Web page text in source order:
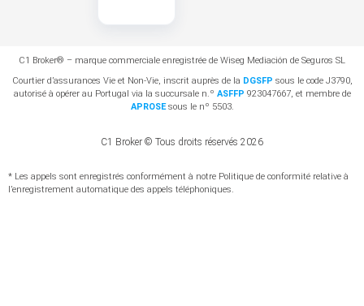
C1 Broker® – marque commerciale enregistrée de Wiseg Mediación de Seguros SL
Courtier d’assurances Vie et Non-Vie, inscrit auprès de la DGSFP sous le code J3790,
autorisé à opérer au Portugal via la succursale n.º ASFFP 923047667, et membre de
APROSEsous le nº 5503.
C1 Broker © Tous droits réservés 2026
* Les appels sont enregistrés conformément à notre Politique de conformité relative à
l’enregistrement automatique des appels téléphoniques.